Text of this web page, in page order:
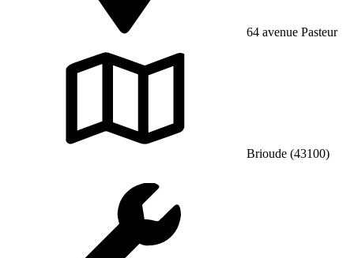
64 avenue Pasteur
Brioude (43100)